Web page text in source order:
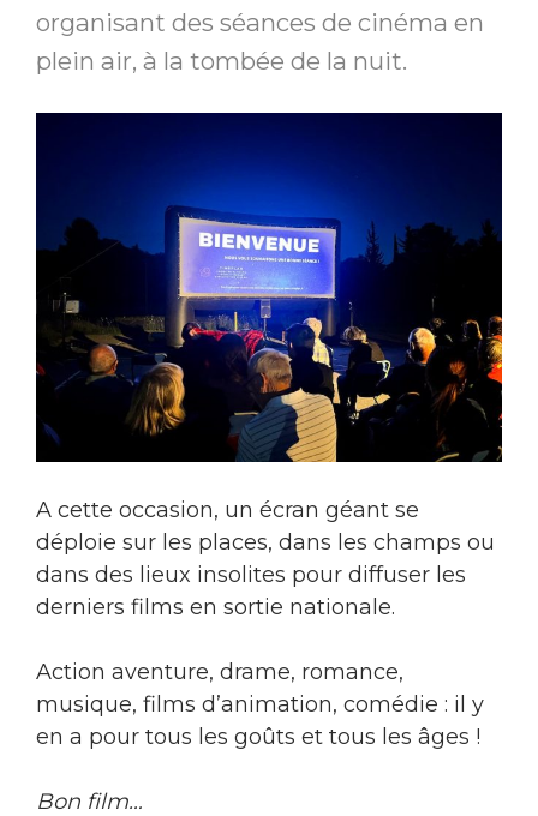
organisant des séances de cinéma en
plein air, à la tombée de la nuit.
A cette occasion, un écran géant se
déploie sur les places, dans les champs ou
dans des lieux insolites pour diffuser les
derniers films en sortie nationale.
Action aventure, drame, romance,
musique, films d’animation, comédie : il y
en a pour tous les goûts et tous les âges !
Bon film…